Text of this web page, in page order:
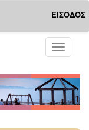
ΕΙΣΟΔΟΣ
Toggle